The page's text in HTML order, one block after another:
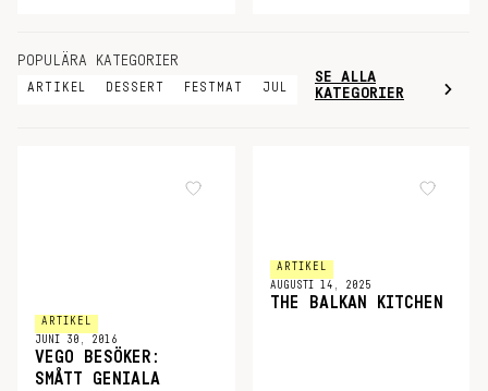
POPULÄRA KATEGORIER
ARTIKEL DESSERT FESTMAT JUL
SE ALLA
KATEGORIER
ARTIKEL
JUNI 30, 2016
VEGO BESÖKER:
SMÅTT GENIALA
ARTIKEL
AUGUSTI 14, 2025
THE BALKAN KITCHEN